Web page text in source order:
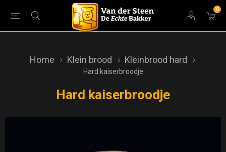
0
Home Klein brood Kleinbrood hard
Hard kaiserbroodje
Hard kaiserbroodje